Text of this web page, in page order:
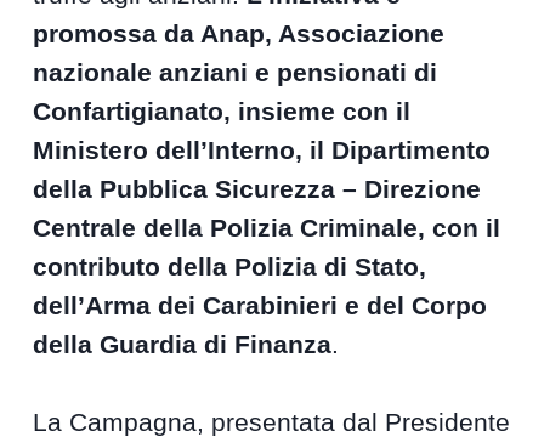
promossa da Anap, Associazione
nazionale anziani e pensionati di
Confartigianato, insieme con il
Ministero dell’Interno, il Dipartimento
della Pubblica Sicurezza – Direzione
Centrale della Polizia Criminale, con il
contributo della Polizia di Stato,
dell’Arma dei Carabinieri e del Corpo
della Guardia di Finanza.
La Campagna, presentata dal Presidente